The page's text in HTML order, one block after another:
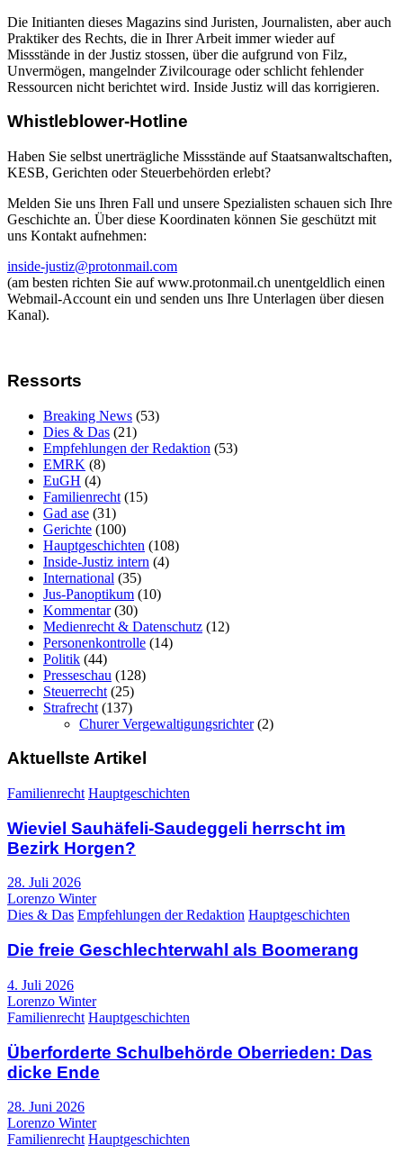
Die Initianten dieses Magazins sind Juristen, Journalisten, aber auch
Praktiker des Rechts, die in Ihrer Arbeit immer wieder auf
Missstände in der Justiz stossen, über die aufgrund von Filz,
Unvermögen, mangelnder Zivilcourage oder schlicht fehlender
Ressourcen nicht berichtet wird. Inside Justiz will das korrigieren.
Whistleblower-Hotline
Haben Sie selbst unerträgliche Missstände auf Staatsanwaltschaften,
KESB, Gerichten oder Steuerbehörden erlebt?
Melden Sie uns Ihren Fall und unsere Spezialisten schauen sich Ihre
Geschichte an. Über diese Koordinaten können Sie geschützt mit
uns Kontakt aufnehmen:
inside-justiz@protonmail.com
(am besten richten Sie auf www.protonmail.ch unentgeldlich einen
Webmail-Account ein und senden uns Ihre Unterlagen über diesen
Kanal).
Ressorts
Breaking News (53)
Dies & Das (21)
Empfehlungen der Redaktion (53)
EMRK (8)
EuGH (4)
Familienrecht (15)
Gad ase (31)
Gerichte (100)
Hauptgeschichten (108)
Inside-Justiz intern (4)
International (35)
Jus-Panoptikum (10)
Kommentar(30)
Medienrecht & Datenschutz (12)
Personenkontrolle (14)
Politik (44)
Presseschau (128)
Steuerrecht (25)
Strafrecht (137)
Churer Vergewaltigungsrichter(2)
Aktuellste Artikel
Familienrecht Hauptgeschichten
Wieviel Sauhäfeli-Saudeggeli herrscht im
Bezirk Horgen?
28. Juli 2026
Lorenzo Winter
Dies & Das Empfehlungen der Redaktion Hauptgeschichten
Die freie Geschlechterwahl als Boomerang
4. Juli 2026
Lorenzo Winter
Familienrecht Hauptgeschichten
Überforderte Schulbehörde Oberrieden: Das
dicke Ende
28. Juni 2026
Lorenzo Winter
Familienrecht Hauptgeschichten